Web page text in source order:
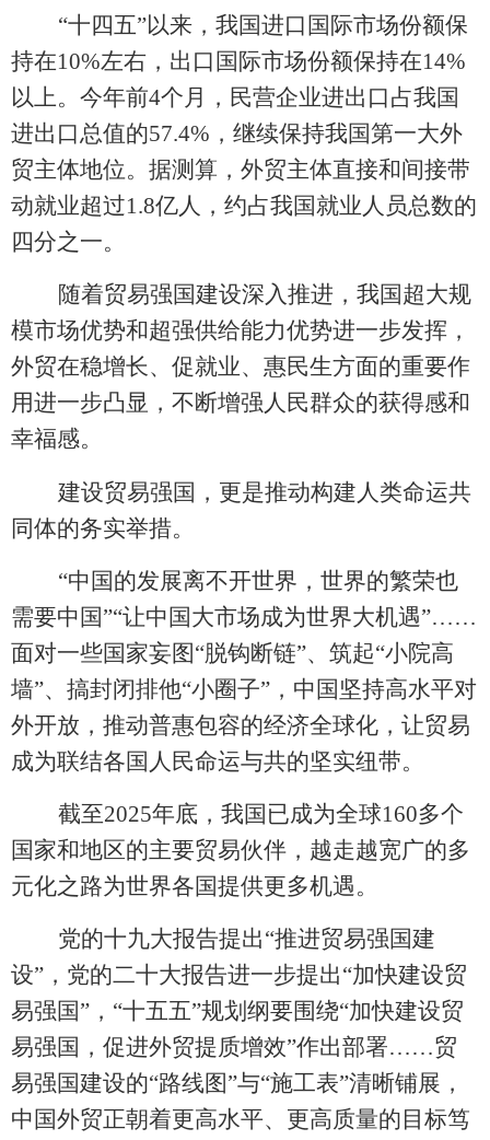
“十四五”以来，我国进口国际市场份额保
持在10%左右，出口国际市场份额保持在14%
以上。今年前4个月，民营企业进出口占我国
进出口总值的57.4%，继续保持我国第一大外
贸主体地位。据测算，外贸主体直接和间接带
动就业超过1.8亿人，约占我国就业人员总数的
四分之一。
随着贸易强国建设深入推进，我国超大规
模市场优势和超强供给能力优势进一步发挥，
外贸在稳增长、促就业、惠民生方面的重要作
用进一步凸显，不断增强人民群众的获得感和
幸福感。
建设贸易强国，更是推动构建人类命运共
同体的务实举措。
“中国的发展离不开世界，世界的繁荣也
需要中国”“让中国大市场成为世界大机遇”……
面对一些国家妄图“脱钩断链”、筑起“小院高
墙”、搞封闭排他“小圈子”，中国坚持高水平对
外开放，推动普惠包容的经济全球化，让贸易
成为联结各国人民命运与共的坚实纽带。
截至2025年底，我国已成为全球160多个
国家和地区的主要贸易伙伴，越走越宽广的多
元化之路为世界各国提供更多机遇。
党的十九大报告提出“推进贸易强国建
设”，党的二十大报告进一步提出“加快建设贸
易强国”，“十五五”规划纲要围绕“加快建设贸
易强国，促进外贸提质增效”作出部署……贸
易强国建设的“路线图”与“施工表”清晰铺展，
中国外贸正朝着更高水平、更高质量的目标笃